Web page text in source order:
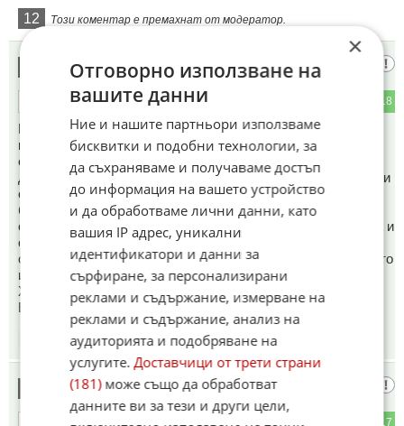
12 Този коментар е премахнат от модератор.
Въпрос за 1 милион
18
ОТГОВОР
КАК СИ РЕШИЛ ПРОБЛЕМИТЕ БЕ РАДЕВА ИЗ-МЕТ? В
къщи имаме 3 климатика - един за брат ми един за мен и
един за майка ни! Средно ако работят по 10 часа на
денонощие хабят общо по 30 киловата дневно а това прави
средно 900+ киловата и то само климатиците. Слагаш и 2
бойлера 1 фурна и осветление и през зимния сезон едно
семейство консумираме средно около 1500-1600 киловата и
сме на 1200 лв заплати а майка ни е пенсионер ! Я ми
обясни от къде измисли че ние сме в графата с хората дето
имат външни басейни сауни и т н . Ти оли-гофрен ли си бе
Христов или ОБИКНОВЕН ПРОДАЖНИК И ЛОБИСТ НА
ЕНЕРГИЙНАТА МАФИЯ НА ДПС ???
22.10.2022
Дада
17
×
Отговорно използване на
вашите данни
Ние и нашите партньори използваме
бисквитки и подобни технологии, за
да съхраняваме и получаваме достъп
до информация на вашето устройство
и да обработваме лични данни, като
вашия IP адрес, уникални
идентификатори и данни за
сърфиране, за персонализирани
реклами и съдържание, измерване на
реклами и съдържание, анализ на
аудиторията и подобряване на
услугите.Доставчици от трети страни
(181)може също да обработват
данните ви за тези и други цели,